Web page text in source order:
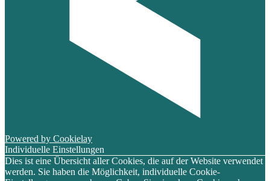
Powered by Cookielay
Individuelle Einstellungen
Dies ist eine Übersicht aller Cookies, die auf der Website verwendet
werden. Sie haben die Möglichkeit, individuelle Cookie-